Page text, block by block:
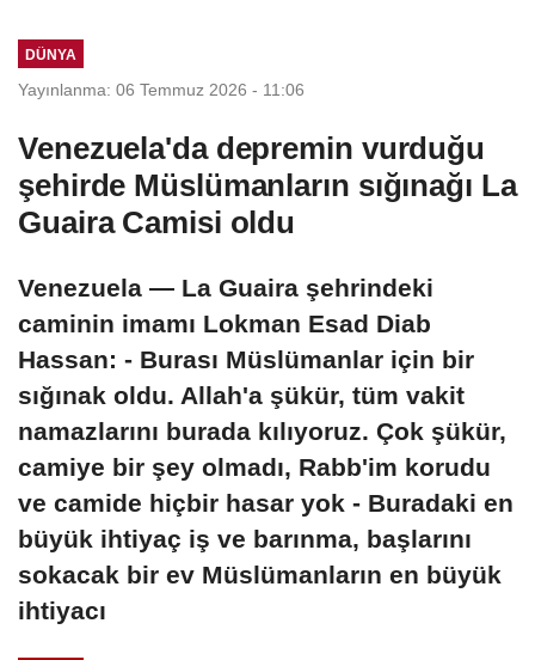
DÜNYA
Yayınlanma: 06 Temmuz 2026 - 11:06
Venezuela'da depremin vurduğu
şehirde Müslümanların sığınağı La
Guaira Camisi oldu
Venezuela — La Guaira şehrindeki
caminin imamı Lokman Esad Diab
Hassan: - Burası Müslümanlar için bir
sığınak oldu. Allah'a şükür, tüm vakit
namazlarını burada kılıyoruz. Çok şükür,
camiye bir şey olmadı, Rabb'im korudu
ve camide hiçbir hasar yok - Buradaki en
büyük ihtiyaç iş ve barınma, başlarını
sokacak bir ev Müslümanların en büyük
ihtiyacı